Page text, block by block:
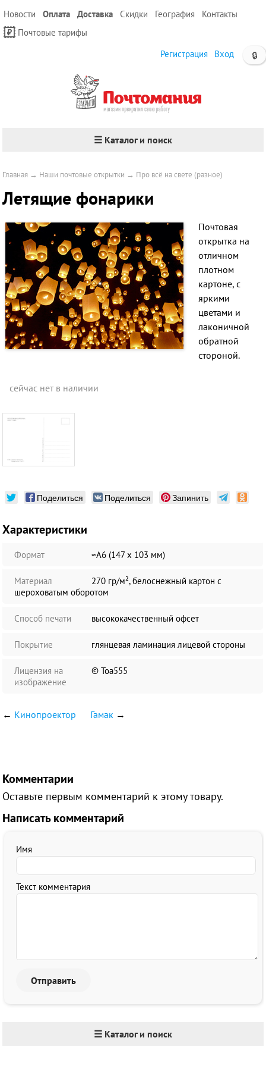
Новости Оплата Доставка Скидки География
Контакты
Почтовые тарифы
🔒
Регистрация Вход
☰ Каталог и поиск
Главная → Наши почтовые открытки → Про всё на свете (разное)
Летящие фонарики
Почтовая
открытка на
отличном
плотном
картоне, с
яркими
цветами и
лаконичной
обратной
стороной.
сейчас нет в наличии
Поделиться Поделиться Запинить
Характеристики
Формат ≈А6 (147 х 103 мм)
Материал
270 гр/м², белоснежный картон с
шероховатым оборотом
Способ печати высококачественный офсет
Покрытие глянцевая ламинация лицевой стороны
Лицензия на
изображение
© Toa555
← Кинопроектор Гамак →
Комментарии
Оставьте первым комментарий к этому товару.
Написать комментарий
Имя
Текст комментария
☰ Каталог и поиск